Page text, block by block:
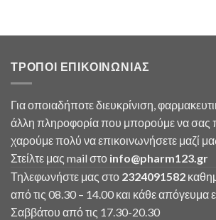
ΤΡΟΠΟΙ ΕΠΙΚΟΙΝΩΝΙΑΣ
Για οποιαδήποτε διευκρίνιση,
άλλη πληροφορία που μπορούμε να σας
χαρούμε πολύ να επικοινωνήσετε μαζί
Στείλτε μας mail στο info@pharm123.gr
Τηλεφωνήστε μας στο 2324091582
από τις 08.30 – 14.00 και κάθε απόγευμα
Σαββάτου από τις 17.30-20.30